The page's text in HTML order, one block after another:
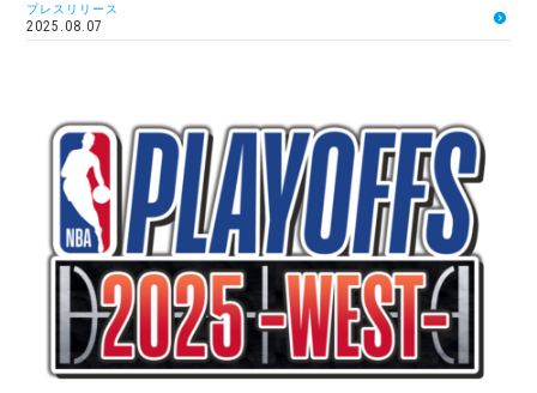
プレスリリース
2025.08.07